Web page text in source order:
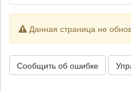
Данная страница не
Сообщить об ошибке